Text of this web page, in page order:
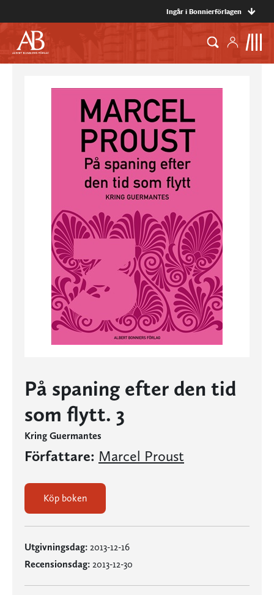
Ingår i Bonnierförlagen
På spaning efter den tid
som flytt. 3
Kring Guermantes
Författare: Marcel Proust
Köp boken
Utgivningsdag: 2013-12-16
Recensionsdag: 2013-12-30